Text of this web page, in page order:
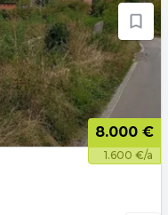
8.000 €
1.600 €/a